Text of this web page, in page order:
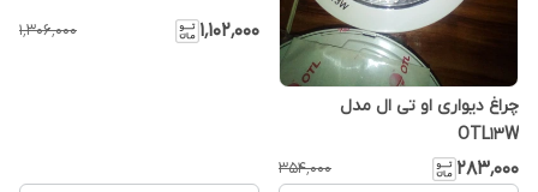
چراغ دیواری او تی ال مدل
OTL13W
۲۸۳٬۰۰۰ ۳۵۴٬۰۰۰
۱٬۱۰۲٬۰۰۰ ۱٬۳۰۶٬۰۰۰